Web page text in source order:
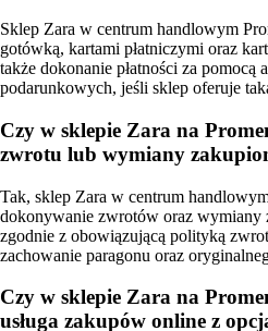
Sklep Zara w centrum handlowym
gotówką, kartami płatniczymi oraz
także dokonanie płatności za
podarunkowych, jeśli sklep oferuje
Czy w sklepie Zara na
zwrotu lub wymiany
Tak, sklep Zara w centrum
dokonywanie zwrotów oraz wymiany
zgodnie z obowiązującą polityką
zachowanie paragonu oraz
Czy w sklepie Zara na
usługa zakupów online z